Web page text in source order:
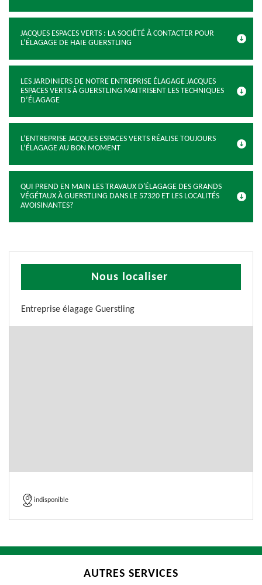
JACQUES ESPACES VERTS : LA SOCIÉTÉ À CONTACTER POUR
L’ÉLAGAGE DE HAIE GUERSTLING
LES JARDINIERS DE NOTRE ENTREPRISE ÉLAGAGE JACQUES
ESPACES VERTS À GUERSTLING MAITRISENT LES TECHNIQUES
D’ÉLAGAGE
L’ENTREPRISE JACQUES ESPACES VERTS RÉALISE TOUJOURS
L’ÉLAGAGE AU BON MOMENT
QUI PREND EN MAIN LES TRAVAUX D'ÉLAGAGE DES GRANDS
VÉGÉTAUX À GUERSTLING DANS LE 57320 ET LES LOCALITÉS
AVOISINANTES?
Nous localiser
Entreprise élagage Guerstling
indisponible
AUTRES SERVICES